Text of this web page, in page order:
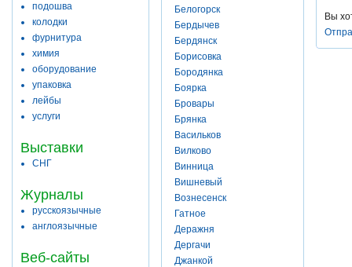
подошва
колодки
фурнитура
химия
оборудование
упаковка
лейбы
услуги
Выставки
СНГ
Журналы
русскоязычные
англоязычные
Веб-сайты
Белогорск
Бердычев
Бердянск
Борисовка
Бородянка
Боярка
Бровары
Брянка
Васильков
Вилково
Винница
Вишневый
Вознесенск
Гатное
Деражня
Дергачи
Джанкой
Вы